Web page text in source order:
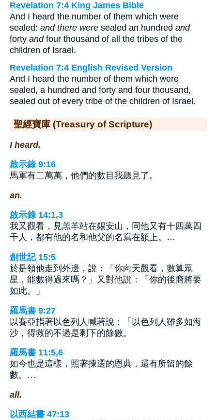
Revelation 7:4 King James Bible
And I heard the number of them which were
sealed: and there were sealed an hundred and
forty andfour thousand of all the tribes of the
children of Israel.
Revelation 7:4 English Revised Version
And I heard the number of them which were
sealed, a hundred and forty and four thousand,
sealed out of every tribe of the children of Israel.
聖經寶庫 (Treasury of Scripture)
I heard.
啟示錄 9:16
馬軍有二萬萬，他們的數目我聽見了。
an.
啟示錄 14:1,3
我又觀看，見羔羊站在錫安山，同他又有十四萬四
千人，都有他的名和他父的名寫在額上。…
創世記 15:5
於是領他走到外邊，說：「你向天觀看，數算眾
星，能數得過來嗎？」又對他說：「你的後裔將要
如此。」
羅馬書 9:27
以賽亞指著以色列人喊著說：「以色列人雖多如海
沙，得救的不過是剩下的餘數。
羅馬書 11:5,6
如今也是這樣，照著揀選的恩典，還有所留的餘
數。…
all.
以西結書 47:13